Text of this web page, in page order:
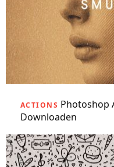
ACTIONS Photoshop
Downloaden